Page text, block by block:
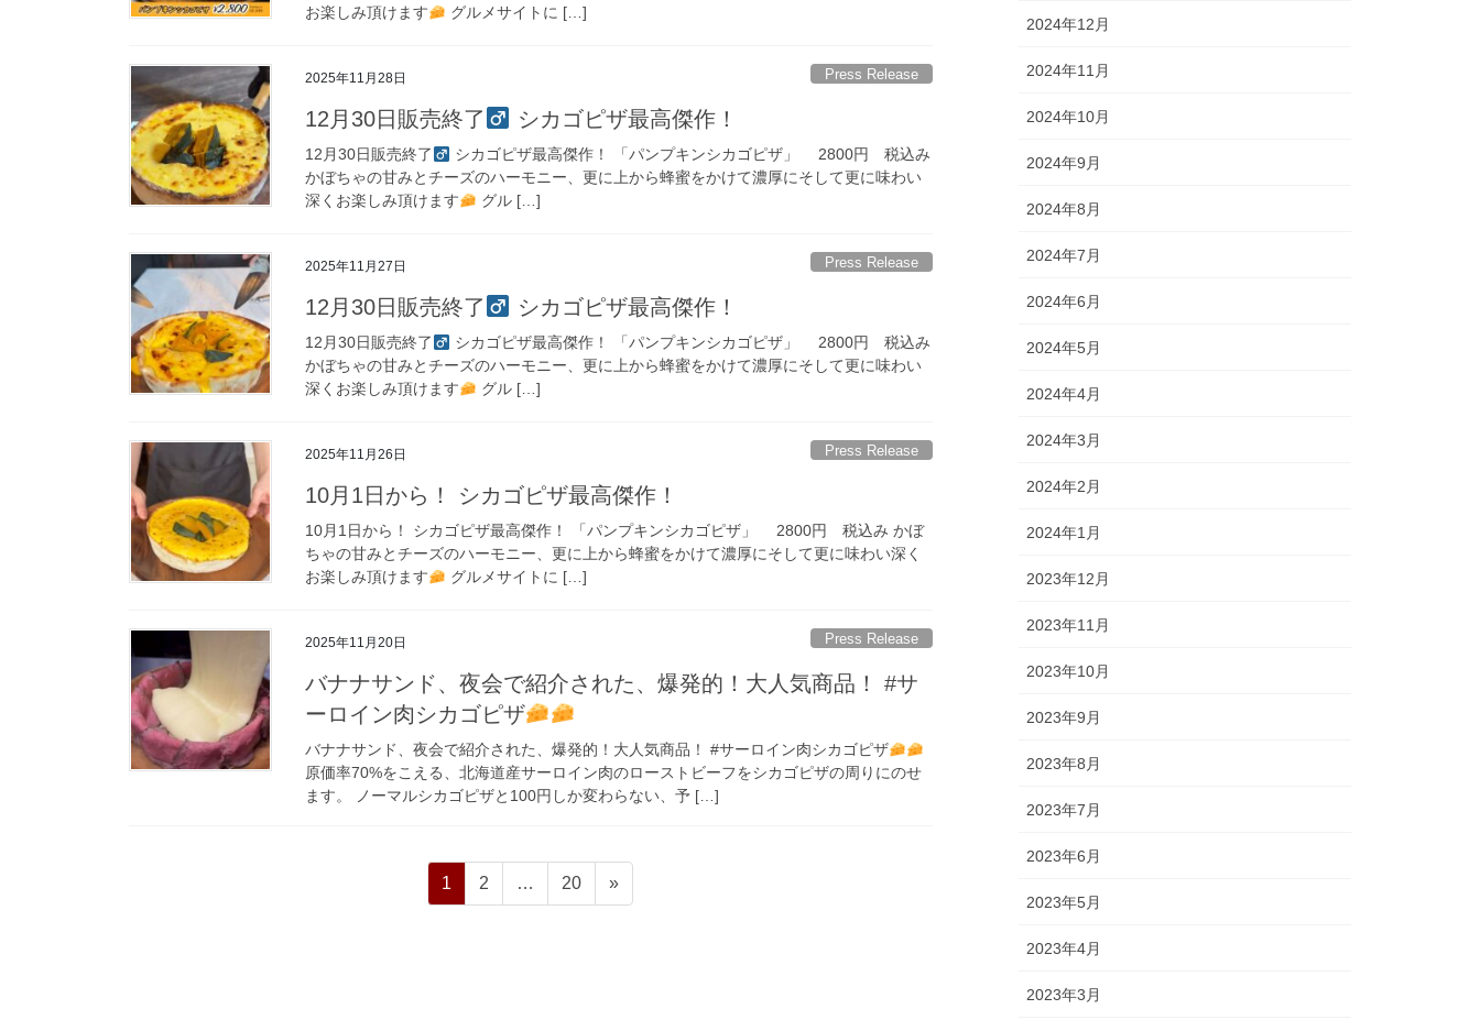
お楽しみ頂けます
グルメサイトに […]
2025年11月28日 Press Release
12月30日販売終了‍ シカゴピザ最高傑作！
12月30日販売終了‍
シカゴピザ最高傑作！ 「パンプキンシカゴピザ」 2800円 税込み
かぼちゃの甘みとチーズのハーモニー、更に上から蜂蜜をかけて濃厚にそして更に味わい
深くお楽しみ頂けます
グル […]
2025年11月27日 Press Release
12月30日販売終了‍ シカゴピザ最高傑作！
12月30日販売終了‍
シカゴピザ最高傑作！ 「パンプキンシカゴピザ」 2800円 税込み
かぼちゃの甘みとチーズのハーモニー、更に上から蜂蜜をかけて濃厚にそして更に味わい
深くお楽しみ頂けます
グル […]
2025年11月26日 Press Release
10月1日から！ シカゴピザ最高傑作！
10月1日から！ シカゴピザ最高傑作！ 「パンプキンシカゴピザ」 2800円 税込み かぼ
ちゃの甘みとチーズのハーモニー、更に上から蜂蜜をかけて濃厚にそして更に味わい深く
お楽しみ頂けます
グルメサイトに […]
2025年11月20日 Press Release
バナナサンド、夜会で紹介された、爆発的！大人気商品！ #サ
ーロイン肉シカゴピザ
バナナサンド、夜会で紹介された、爆発的！大人気商品！ #サーロイン肉シカゴピザ
原価率70%をこえる、北海道産サーロイン肉のローストビーフをシカゴピザの周りにのせ
ます。 ノーマルシカゴピザと100円しか変わらない、予 […]
ペ
ー
1
ペ
ー
2 …
ペ
ー
20 »
2024年12月
2024年11月
2024年10月
2024年9月
2024年8月
2024年7月
2024年6月
2024年5月
2024年4月
2024年3月
2024年2月
2024年1月
2023年12月
2023年11月
2023年10月
2023年9月
2023年8月
2023年7月
2023年6月
2023年5月
2023年4月
2023年3月